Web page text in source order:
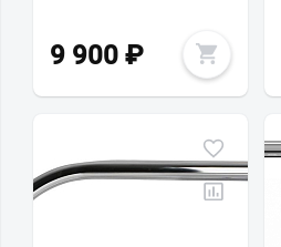
9 900 ₽